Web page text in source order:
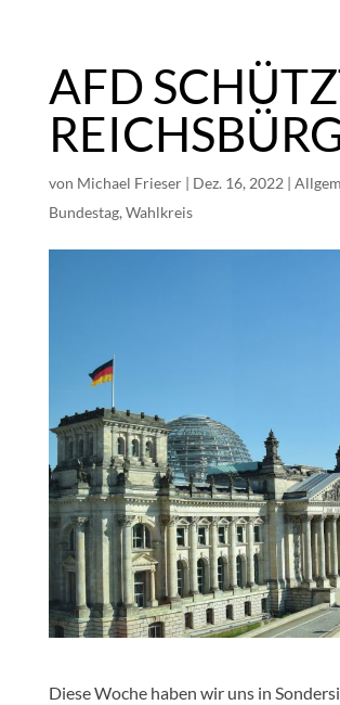
AFD
von Michael Frieser| Dez. 16, 2022 |
Bundestag, Wahlkreis
Diese Woche haben wir uns in